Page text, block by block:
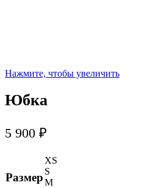
Нажмите, чтобы увеличить
Юбка
5 900 ₽
Размер
XS
S
M